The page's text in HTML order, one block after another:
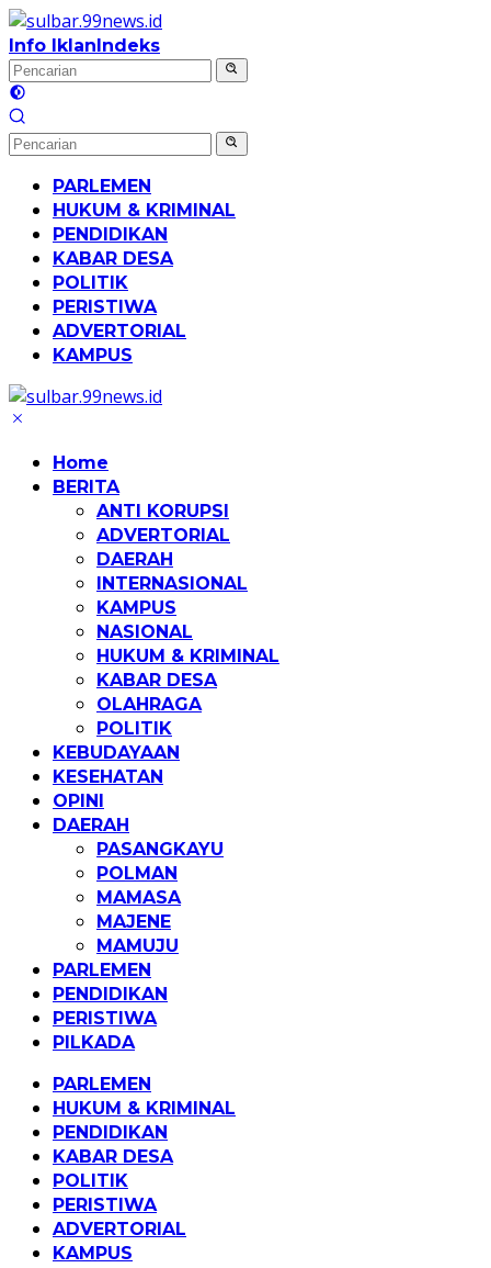
Langsung
ke
konten
Info IklanIndeks
PARLEMEN
HUKUM & KRIMINAL
PENDIDIKAN
KABAR DESA
POLITIK
PERISTIWA
ADVERTORIAL
KAMPUS
Home
BERITA
ANTI KORUPSI
ADVERTORIAL
DAERAH
INTERNASIONAL
KAMPUS
NASIONAL
HUKUM & KRIMINAL
KABAR DESA
OLAHRAGA
POLITIK
KEBUDAYAAN
KESEHATAN
OPINI
DAERAH
PASANGKAYU
POLMAN
MAMASA
MAJENE
MAMUJU
PARLEMEN
PENDIDIKAN
PERISTIWA
PILKADA
PARLEMEN
HUKUM & KRIMINAL
PENDIDIKAN
KABAR DESA
POLITIK
PERISTIWA
ADVERTORIAL
KAMPUS